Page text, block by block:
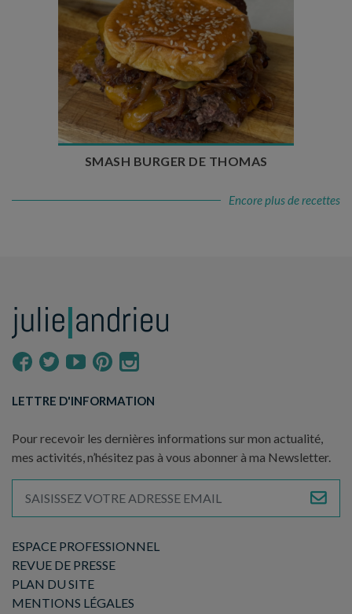
Temps de préparation : 20 min
Temps de cuisson : 5 à 10 min
Nombre de couverts : 4
SMASH BURGER DE THOMAS
Encore plus de recettes
ESPACE PROFESSIONNEL
REVUE DE PRESSE
PLAN DU SITE
MENTIONS LÉGALES
LETTRE D'INFORMATION
Pour recevoir les dernières informations sur mon actualité,
mes activités, n’hésitez pas à vous abonner à ma Newsletter.